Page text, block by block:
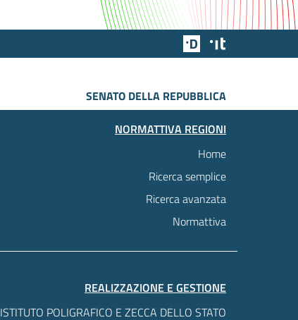
Team Digitale
SENATO DELLA REPUBBLICA
NORMATTIVA REGIONI
Home
Ricerca semplice
Ricerca avanzata
Normattiva
REALIZZAZIONE E GESTIONE
ISTITUTO POLIGRAFICO E ZECCA DELLO STATO